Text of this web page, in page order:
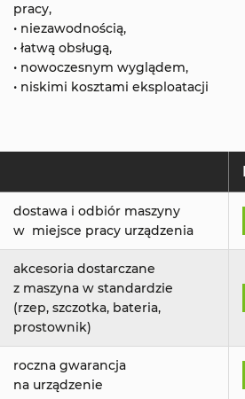
pracy,
• niezawodnością,
• łatwą obsługą,
• nowoczesnym wyglądem,
• niskimi kosztami eksploatacji
dostawa i odbiór maszyny
w miejsce pracy urządzenia
akcesoria dostarczane
z maszyna w standardzie
(rzep, szczotka, bateria,
prostownik)
roczna gwarancja
na urządzenie